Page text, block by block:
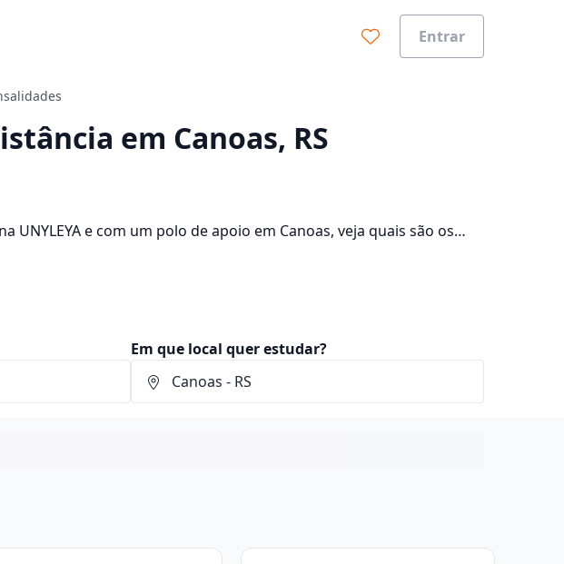
Entrar
em Canoas, RS
UNYLEYA e com um polo de apoio em Canoas, veja quais são os
Em que local quer estudar?